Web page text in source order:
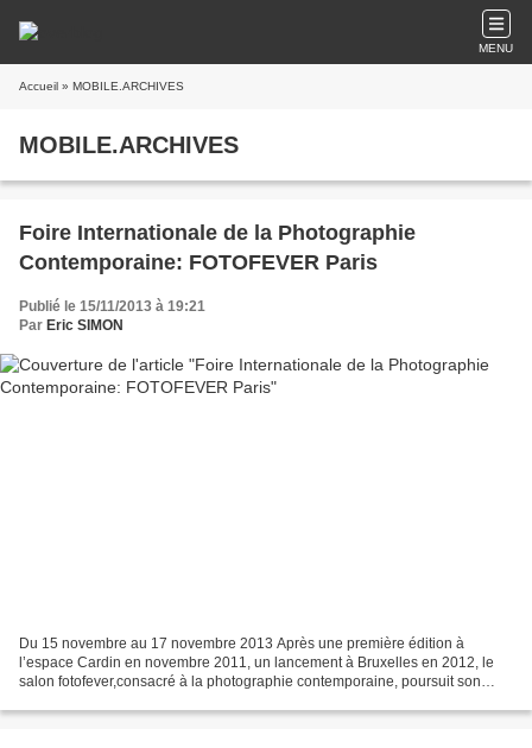
MENU
Accueil » MOBILE.ARCHIVES
MOBILE.ARCHIVES
Foire Internationale de la Photographie
Contemporaine: FOTOFEVER Paris
Publié le 15/11/2013 à 19:21
Par Eric SIMON
Du 15 novembre au 17 novembre 2013 Après une première édition à
l’espace Cardin en novembre 2011, un lancement à Bruxelles en 2012, le
salon fotofever,consacré à la photographie contemporaine, poursuit son